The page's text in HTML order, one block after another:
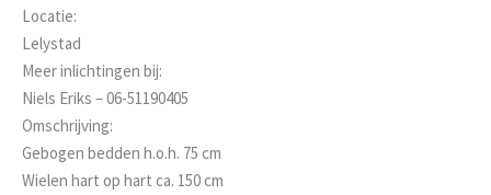
Locatie:
Lelystad
Meer inlichtingen bij:
Niels Eriks – 06-51190405
Omschrijving:
Gebogen bedden h.o.h. 75 cm
Wielen hart op hart ca. 150 cm